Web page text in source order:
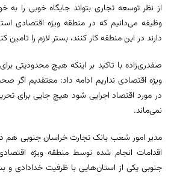
از نظر توسعه تجاری بتواند جایگاه خوبی را
وظیفه می‌دانیم که در منطقه ویژه اقتصادی
دارند در این منطقه کار کنند، بستر لازم را تامین
صفدری‌زاده با تاکید بر اینکه هیچ محدودیتی
ویژه اقتصادی نداریم ادامه داد: معتقدیم
در مورد اقتصاد اجرایی شود هیچ جایی برای
نمی‌ماند.
مدیر امور شعب بانک تجارت خراسان جنوبی هم
اقدامات انجام شده توسط منطقه ویژه
جنوبی یکی از استان‌هایی با ظرفیت خدادادی و